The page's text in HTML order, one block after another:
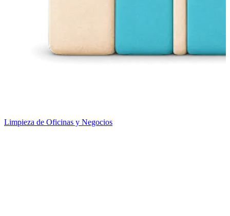
Limpieza de Oficinas y Negocios